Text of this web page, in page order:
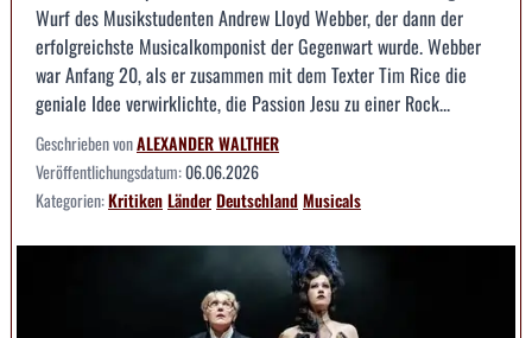
Wurf des Musikstudenten Andrew Lloyd Webber, der dann der
erfolgreichste Musicalkomponist der Gegenwart wurde. Webber
war Anfang 20, als er zusammen mit dem Texter Tim Rice die
geniale Idee verwirklichte, die Passion Jesu zu einer Rock...
Geschrieben vonALEXANDER WALTHER
Veröffentlichungsdatum:06.06.2026
Kategorien:KritikenLänderDeutschlandMusicals